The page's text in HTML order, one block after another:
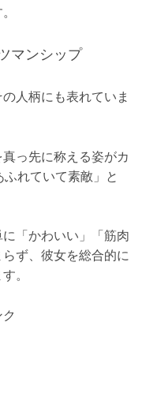
マンシップ
人柄にも表れていま
っ先に称える姿がカ
れていて素敵」と
「かわいい」「筋肉
ず、彼女を総合的に
。